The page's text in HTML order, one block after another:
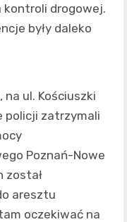
kontroli drogowej.
były daleko
na ul. Kościuszki
policji zatrzymali
Poznań-Nowe
został
aresztu
oczekiwać na